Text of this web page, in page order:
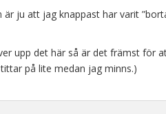
ju att jag knappast har varit
upp det här så är det främst för
på lite medan jag minns.)